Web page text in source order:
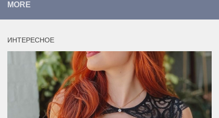
MORE
ИНТЕРЕСНОЕ